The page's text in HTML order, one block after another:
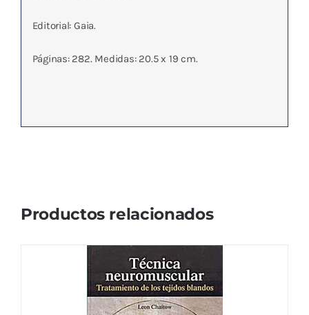
Editorial: Gaia.
Páginas: 282. Medidas: 20.5 x 19 cm.
Productos relacionados
TECNICA NEUROMUSCULAR
IVA no incluído